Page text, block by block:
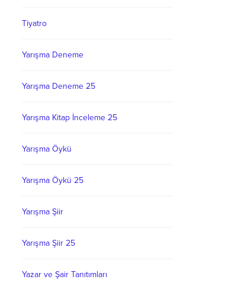
Tiyatro
Yarışma Deneme
Yarışma Deneme 25
Yarışma Kitap İnceleme 25
Yarışma Öykü
Yarışma Öykü 25
Yarışma Şiir
Yarışma Şiir 25
Yazar ve Şair Tanıtımları